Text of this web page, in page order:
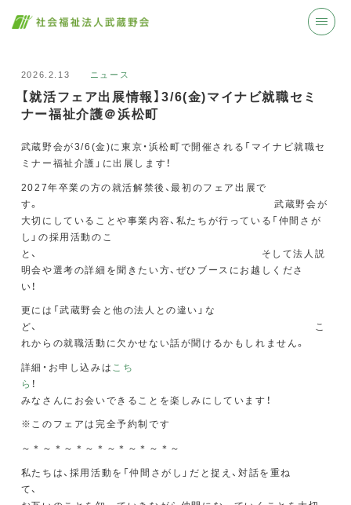
2026.2.13 ニュース
【就活フェア出展情報】3/6(金)マイナビ就職セミ
ナー福祉介護＠浜松町
武蔵野会が3/6(金)に東京・浜松町で開催される「マイナビ就職セ
ミナー福祉介護」に出展します！
2027年卒業の方の就活解禁後、最初のフェア出展で
す。 武蔵野会が
大切にしていることや事業内容、私たちが行っている「仲間さが
し」の採用活動のこ
と、 そして法人説
明会や選考の詳細を聞きたい方、ぜひブースにお越しくださ
い
更には「武蔵野会と他の法人との違い」な
ど、 こ
れからの就職活動に欠かせない話が聞けるかもしれません。
詳細・お申し込みは こち
ら
みなさんにお会いできることを楽しみにしています！
※このフェアは完全予約制です
～＊～＊～＊～＊～＊～＊～＊～
私たちは、採用活動を「仲間さがし」だと捉え、対話を重ね
て